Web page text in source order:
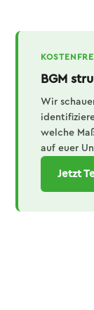
BGM
Wir
welche
auf euer
Jetzt